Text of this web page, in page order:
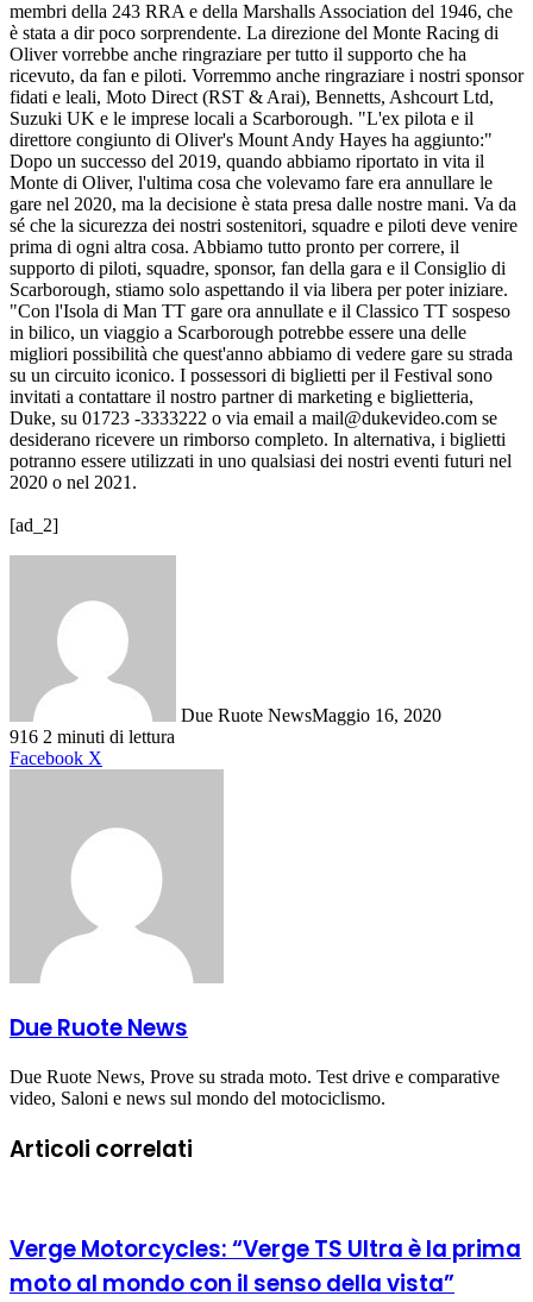
membri della 243 RRA e della Marshalls Association del 1946, che
è stata a dir poco sorprendente. La direzione del Monte Racing di
Oliver vorrebbe anche ringraziare per tutto il supporto che ha
ricevuto, da fan e piloti. Vorremmo anche ringraziare i nostri sponsor
fidati e leali, Moto Direct (RST & Arai), Bennetts, Ashcourt Ltd,
Suzuki UK e le imprese locali a Scarborough. "L'ex pilota e il
direttore congiunto di Oliver's Mount Andy Hayes ha aggiunto:"
Dopo un successo del 2019, quando abbiamo riportato in vita il
Monte di Oliver, l'ultima cosa che volevamo fare era annullare le
gare nel 2020, ma la decisione è stata presa dalle nostre mani. Va da
sé che la sicurezza dei nostri sostenitori, squadre e piloti deve venire
prima di ogni altra cosa. Abbiamo tutto pronto per correre, il
supporto di piloti, squadre, sponsor, fan della gara e il Consiglio di
Scarborough, stiamo solo aspettando il via libera per poter iniziare.
"Con l'Isola di Man TT gare ora annullate e il Classico TT sospeso
in bilico, un viaggio a Scarborough potrebbe essere una delle
migliori possibilità che quest'anno abbiamo di vedere gare su strada
su un circuito iconico. I possessori di biglietti per il Festival sono
invitati a contattare il nostro partner di marketing e biglietteria,
Duke, su 01723 -3333222 o via email a mail@dukevideo.com se
desiderano ricevere un rimborso completo. In alternativa, i biglietti
potranno essere utilizzati in uno qualsiasi dei nostri eventi futuri nel
2020 o nel 2021.
[ad_2]
Due Ruote NewsMaggio 16, 2020
916 2 minuti di lettura
Facebook X
Due Ruote News
Due Ruote News, Prove su strada moto. Test drive e comparative
video, Saloni e news sul mondo del motociclismo.
Articoli correlati
Verge Motorcycles: “Verge TS Ultra è la prima
moto al mondo con il senso della vista”